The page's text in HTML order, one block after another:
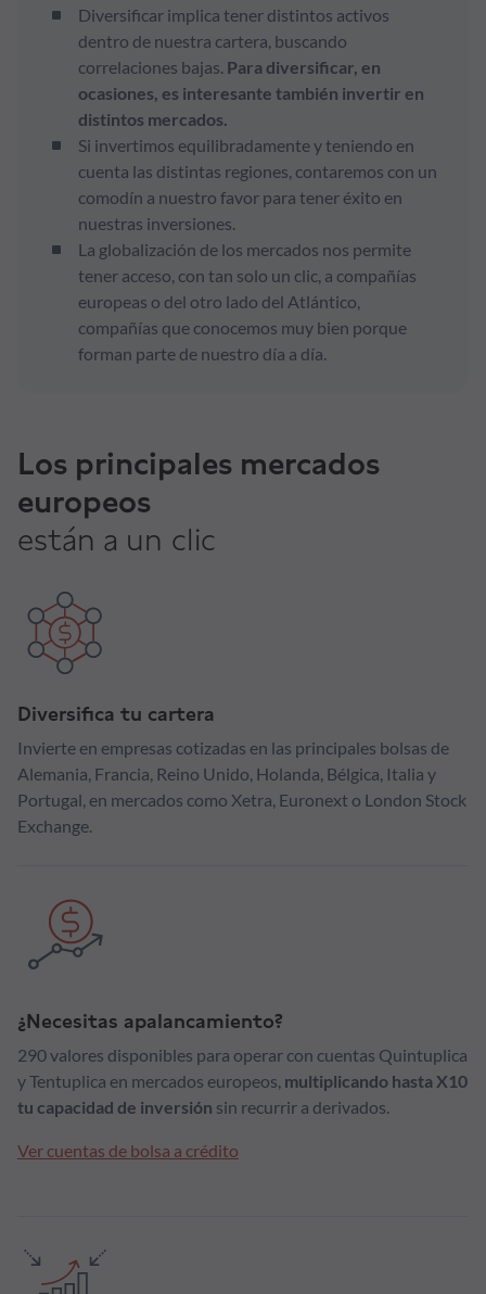
Diversificar implica tener distintos activos
dentro de nuestra cartera, buscando
correlaciones bajas. Para diversificar, en
ocasiones, es interesante también invertir en
distintos mercados.
Si invertimos equilibradamente y teniendo en
cuenta las distintas regiones, contaremos con un
comodín a nuestro favor para tener éxito en
nuestras inversiones.
La globalización de los mercados nos permite
tener acceso, con tan solo un clic, a compañías
europeas o del otro lado del Atlántico,
compañías que conocemos muy bien porque
forman parte de nuestro día a día.
Los principales mercados
europeos
están a un clic
Diversifica tu cartera
Invierte en empresas cotizadas en las principales bolsas de
Alemania, Francia, Reino Unido, Holanda, Bélgica, Italia y
Portugal, en mercados como Xetra, Euronext o London Stock
Exchange.
¿Necesitas apalancamiento?
290 valores disponibles para operar con cuentas Quintuplica
y Tentuplica en mercados europeos, multiplicando hasta X10
tu capacidad de inversión sin recurrir a derivados.
Ver cuentas de bolsa a crédito